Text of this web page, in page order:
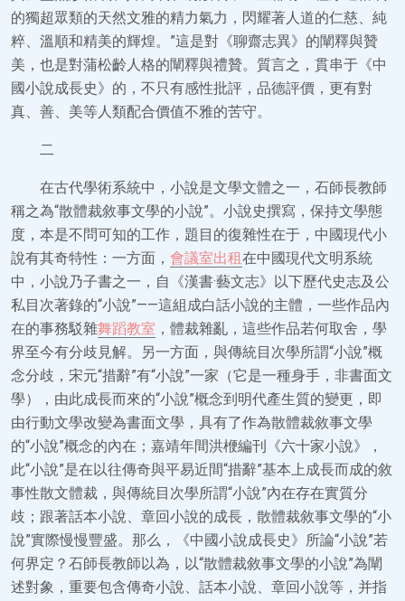
的獨超眾類的天然文雅的精力氣力，閃耀著人道的仁慈、純
粹、溫順和精美的輝煌。”這是對《聊齋志異》的闡釋與贊
美，也是對蒲松齡人格的闡釋與禮贊。質言之，貫串于《中
國小說成長史》的，不只有感性批評，品德評價，更有對
真、善、美等人類配合價值不雅的苦守。
二
在古代學術系統中，小說是文學文體之一，石師長教師
稱之為“散體裁敘事文學的小說”。小說史撰寫，保持文學態
度，本是不問可知的工作，題目的復雜性在于，中國現代小
說有其奇特性：一方面， 會議室出租在中國現代文明系統
中，小說乃子書之一，自《漢書·藝文志》以下歷代史志及公
私目次著錄的“小說”——這組成白話小說的主體，一些作品內
在的事務駁雜舞蹈教室 ，體裁雜亂，這些作品若何取舍，學
界至今有分歧見解。另一方面，與傳統目次學所謂“小說”概
念分歧，宋元“措辭”有“小說”一家（它是一種身手，非書面文
學），由此成長而來的“小說”概念到明代產生質的變更，即
由行動文學改變為書面文學，具有了作為散體裁敘事文學
的“小說”概念的內在；嘉靖年間洪楩編刊《六十家小說》，
此“小說”是在以往傳奇與平易近間“措辭”基本上成長而成的敘
事性散文體裁，與傳統目次學所謂“小說”內在存在實質分
歧；跟著話本小說、章回小說的成長，散體裁敘事文學的“小
說”實際慢慢豐盛。那么，《中國小說成長史》所論“小說”若
何界定？石師長教師以為，以“散體裁敘事文學的小說”為闡
述對象，重要包含傳奇小說、話本小說、章回小說等，并指